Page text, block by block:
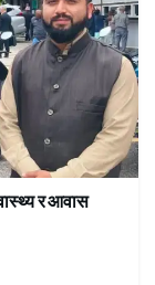
र आवास